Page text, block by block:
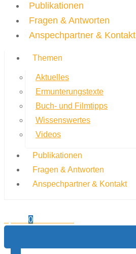
Publikationen
Fragen & Antworten
Anspechpartner & Kontakt
Themen
Aktuelles
Ermunterungstexte
Buch- und Filmtipps
Wissenswertes
Videos
Publikationen
Fragen & Antworten
Anspechpartner & Kontakt
0